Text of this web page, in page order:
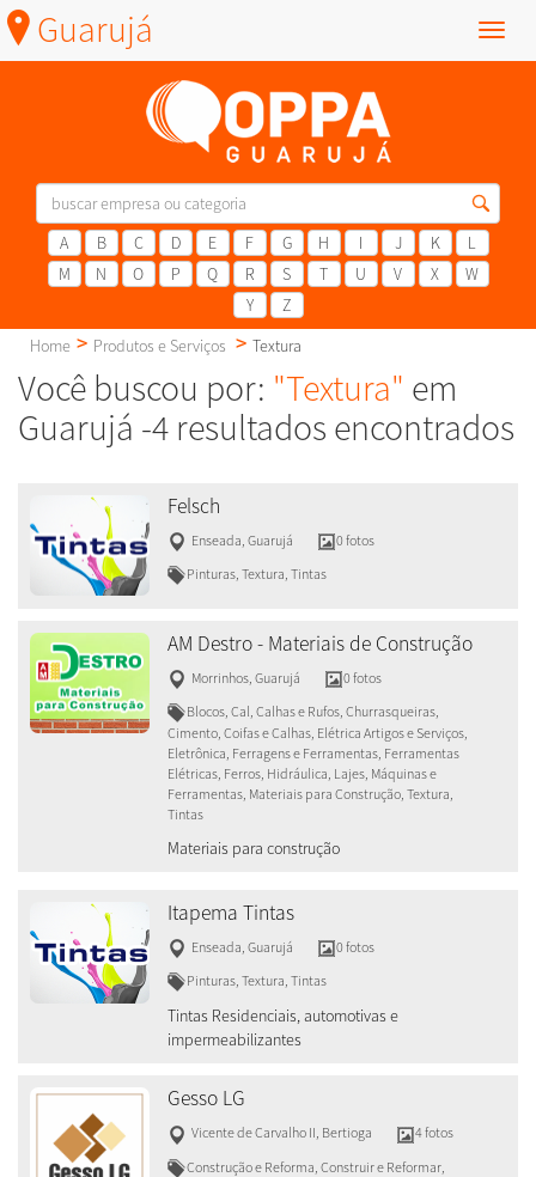
Menu
Guarujá
A B C D E F G H I J K
L
M
N O P Q R S T U V X
W
Y
Z
Home
Produtos e Serviços Textura
Você buscou por: "Textura" em
Guarujá -4 resultados encontrados
Felsch
Enseada Guarujá
0 fotos
Pinturas, Textura, Tintas
AM Destro - Materiais de Construção
Morrinhos, Guarujá
0 fotos
Blocos, Cal, Calhas e Rufos, Churrasqueiras,
Cimento, Coifas e Calhas, Elétrica Artigos e Serviços,
Eletrônica, Ferragens e Ferramentas, Ferramentas
Elétricas, Ferros, Hidráulica, Lajes, Máquinas e
Ferramentas, Materiais para Construção, Textura,
Tintas
Materiais para construção
Itapema Tintas
Enseada, Guarujá
0 fotos
Pinturas, Textura, Tintas
Tintas Residenciais, automotivas e
impermeabilizantes
Gesso LG
Vicente de Carvalho II, Bertioga
4 fotos
Construção e Reforma, Construir e Reformar,